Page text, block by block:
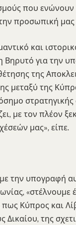
που ενώνουν
προσωπική μας
και
Βηρυτό για την
της
μεταξύ της
στρατηγικής
με τον πλέον
μας», είπε.
την υπογραφή
«στέλνουμε
Κύπρος και
Δικαίου, της